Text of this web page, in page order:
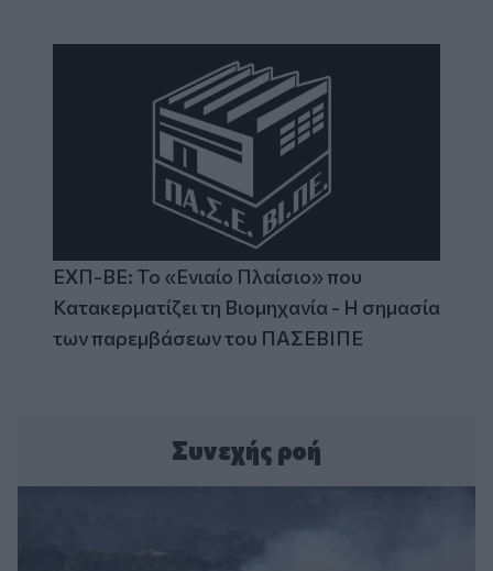
ΕΧΠ-ΒΕ: Το «Ενιαίο Πλαίσιο» που
Κατακερματίζει τη Βιομηχανία - Η σημασία
των παρεμβάσεων του ΠΑΣΕΒΙΠΕ
Συνεχής ροή